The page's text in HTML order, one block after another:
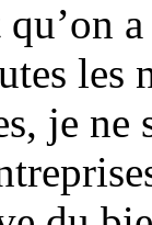
a
les
je ne